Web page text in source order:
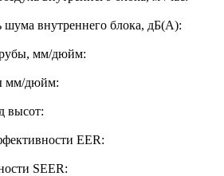
внутреннего блока, дБ(А):
мм/дюйм:
мм/дюйм:
высот:
EER:
SEER: